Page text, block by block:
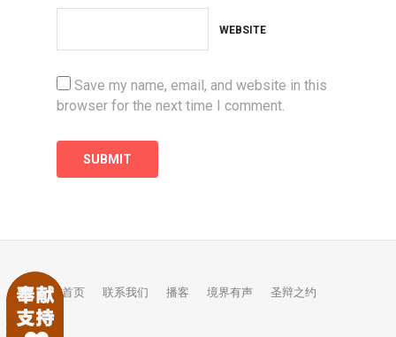
WEBSITE
Save my name, email, and website in this
browser for the next time I comment.
首页 联系我们 播客 境界有声 圣辩之约